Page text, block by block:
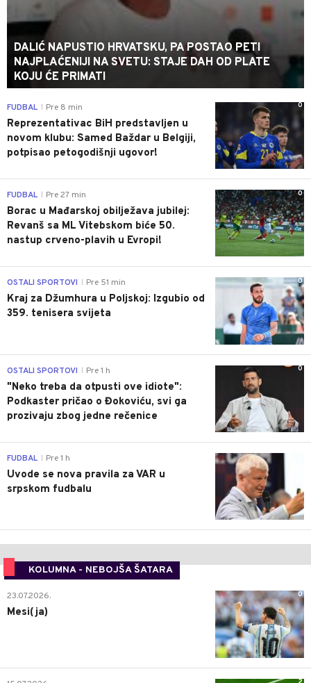
DALIĆ NAPUSTIO HRVATSKU, PA POSTAO PETI
NAJPLAĆENIJI NA SVETU: STAJE DAH OD PLATE
KOJU ĆE PRIMATI
0
FUDBAL Pre 8 min
Reprezentativac BiH predstavljen u
novom klubu: Samed Baždar u Belgiji,
potpisao petogodišnji ugovor!
0
FUDBAL Pre 27 min
Borac u Mađarskoj obilježava jubilej:
Revanš sa ML Vitebskom biće 50.
nastup crveno-plavih u Evropi!
0
OSTALI SPORTOVI Pre 51 min
Kraj za Džumhura u Poljskoj: Izgubio od
359. tenisera svijeta
0
OSTALI SPORTOVI Pre 1 h
"Neko treba da otpusti ove idiote":
Podkaster pričao o Đokoviću, svi ga
prozivaju zbog jedne rečenice
FUDBAL Pre 1 h
Uvode se nova pravila za VAR u
srpskom fudbalu
KOLUMNA - NEBOJŠA ŠATARA
0
23.07.2026.
Mesi(ja)